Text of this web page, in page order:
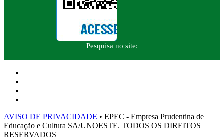
Pesquisa no site:
AVISO DE PRIVACIDADE • EPEC - Empresa Prudentina de
Educação e Cultura SA/UNOESTE. TODOS OS DIREITOS
RESERVADOS